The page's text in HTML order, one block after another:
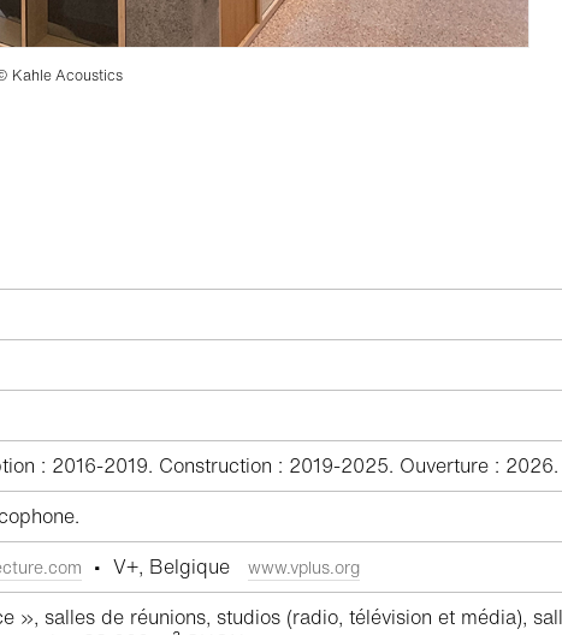
Kahle Acoustics
: 2016-2019. Construction : 2019-2025. Ouverture : 2026.
• V+, Belgique www.vplus.org
», salles de réunions, studios (radio, télévision et média),